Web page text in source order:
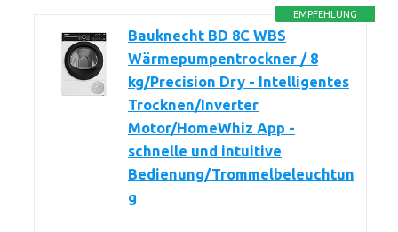
EMPFEHLUNG
Bauknecht BD 8C WBS
Wärmepumpentrockner / 8
kg/Precision Dry - Intelligentes
Trocknen/Inverter
Motor/HomeWhiz App -
schnelle und intuitive
Bedienung/Trommelbeleuchtun
g